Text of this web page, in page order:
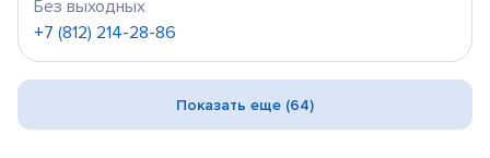
Без выходных
+7 (812) 214-28-86
Показать еще (64)